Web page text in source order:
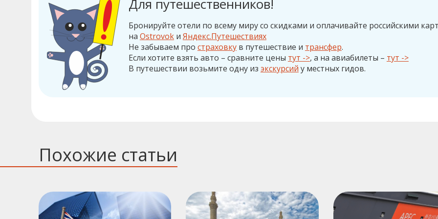
Для путешественников!
Бронируйте отели по всему миру со скидками и оплачивайте российскими
на Ostrovokи Яндекс.Путешествиях
Не забываем про страховкув путешествие и трансфер.
Если хотите взять авто – сравните цены тут ->, а на авиабилеты – тут ->
В путешествии возьмите одну из экскурсий у местных гидов.
Похожие статьи